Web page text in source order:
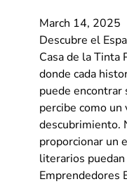
March 14, 2025
Descubre el
Casa de la Tinta
donde cada
puede encontrar
percibe como un
descubrimiento.
proporcionar un
literarios
Emprendedores